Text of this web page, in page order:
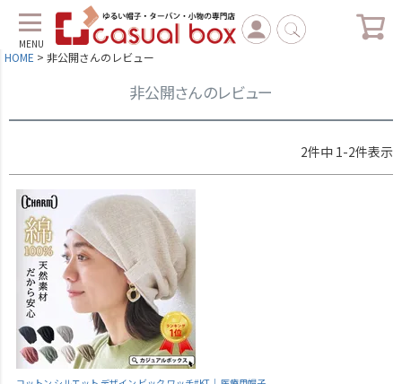
MENU
HOME 非公開さんのレビュー
非公開さんのレビュー
2件中 1-2件表示